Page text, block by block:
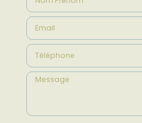
Email
Téléphone
Message